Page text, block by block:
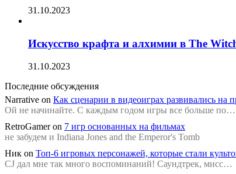
31.10.2023
Искусство крафта и алхимии в The
31.10.2023
Последние обсуждения
Narrative on Как сценарии в видеоиграх развивались на
Ой не начинайте. С каждым годом игры все больше по…
RetroGamer on 7 игр основанных на фильмах
не забудем и Indiana Jones and the Emperor's Tomb
Ник on Топ-6 игровых персонажей, которые стали
CJ дал мне так много воспоминаний! Саундтрек, мисс…